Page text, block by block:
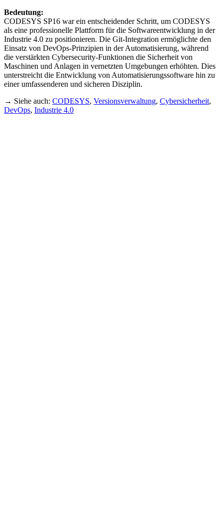
Bedeutung:
CODESYS SP16 war ein entscheidender Schritt, um CODESYS
als eine professionelle Plattform für die Softwareentwicklung in der
Industrie 4.0 zu positionieren. Die Git-Integration ermöglichte den
Einsatz von DevOps-Prinzipien in der Automatisierung, während
die verstärkten Cybersecurity-Funktionen die Sicherheit von
Maschinen und Anlagen in vernetzten Umgebungen erhöhten. Dies
unterstreicht die Entwicklung von Automatisierungssoftware hin zu
einer umfassenderen und sicheren Disziplin.
→ Siehe auch: CODESYS, Versionsverwaltung, Cybersicherheit,
DevOps, Industrie 4.0